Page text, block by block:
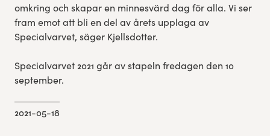
omkring och skapar en minnesvärd dag för alla. Vi ser
fram emot att bli en del av årets upplaga av
Specialvarvet, säger Kjellsdotter.
Specialvarvet 2021 går av stapeln fredagen den 10
september.
2021-05-18